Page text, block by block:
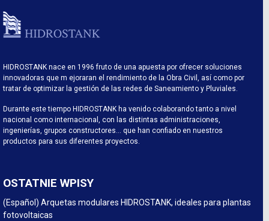
HIDROSTANK nace en 1996 fruto de una apuesta por ofrecer soluciones
innovadoras que m ejoraran el rendimiento de la Obra Civil, así como por
tratar de optimizar la gestión de las redes de Saneamiento y Pluviales.
Durante este tiempo HIDROSTANK ha venido colaborando tanto a nivel
nacional como internacional, con las distintas administraciones,
ingenierías, grupos constructores… que han confiado en nuestros
productos para sus diferentes proyectos.
OSTATNIE WPISY
(Español) Arquetas modulares HIDROSTANK, ideales para plantas
fotovoltaicas